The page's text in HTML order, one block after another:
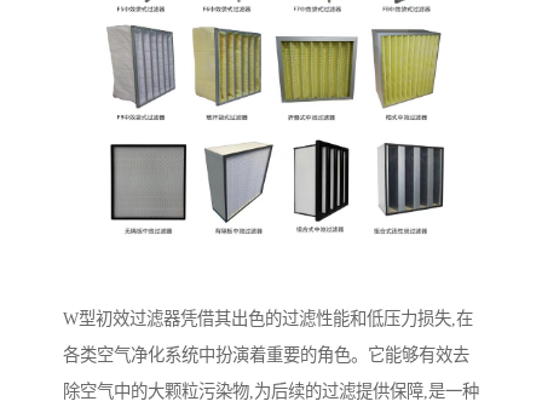
W型初效过滤器凭借其出色的过滤性能和低压力损失,在
各类空气净化系统中扮演着重要的角色。它能够有效去
除空气中的大颗粒污染物,为后续的过滤提供保障,是一种